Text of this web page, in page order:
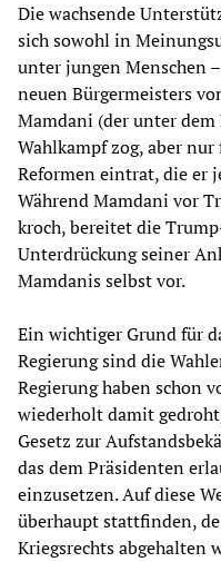
Die wachsende
sich sowohl in
unter jungen Menschen
neuen Bürgermeisters
Mamdani (der unter
Wahlkampf zog, aber
Reformen eintrat, die er
Während Mamdani vor
kroch, bereitet die
Unterdrückung seiner
Mamdanis selbst vor.
Ein wichtiger Grund für
Regierung sind die
Regierung haben schon
wiederholt damit
Gesetz zur
das dem Präsidenten
einzusetzen. Auf diese
überhaupt stattfinden,
Kriegsrechts abgehalten